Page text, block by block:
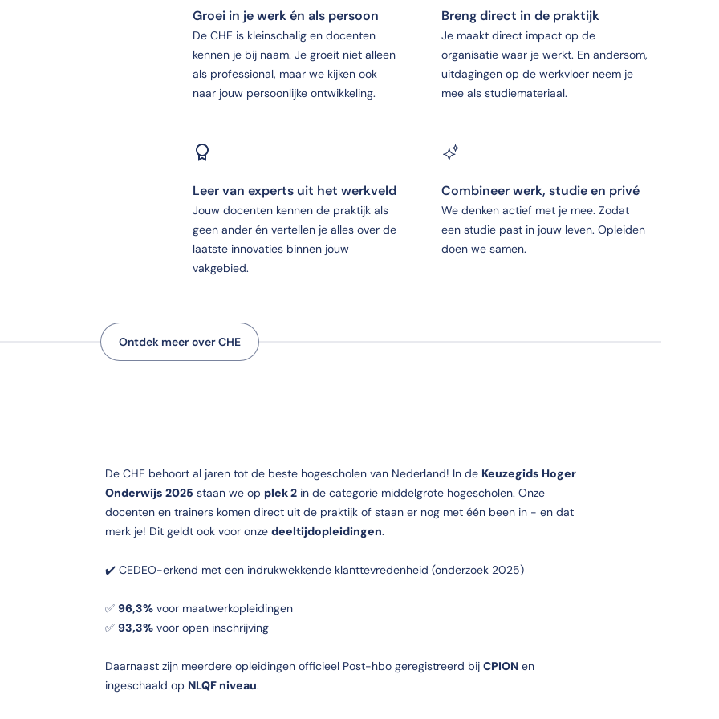
Groei in je werk én als persoon
De CHE is kleinschalig en docenten
kennen je bij naam. Je groeit niet alleen
als professional, maar we kijken ook
naar jouw persoonlijke ontwikkeling.
Breng direct in de praktijk
Je maakt direct impact op de
organisatie waar je werkt. En andersom,
uitdagingen op de werkvloer neem je
mee als studiemateriaal.
Leer van experts uit het werkveld
Jouw docenten kennen de praktijk als
geen ander én vertellen je alles over de
laatste innovaties binnen jouw
vakgebied.
Combineer werk, studie en privé
We denken actief met je mee. Zodat
een studie past in jouw leven. Opleiden
doen we samen.
Ontdek meer over CHE
De CHE behoort al jaren tot de beste hogescholen van Nederland! In de Keuzegids Hoger
Onderwijs 2025 staan we op plek 2 in de categorie middelgrote hogescholen. Onze
docenten en trainers komen direct uit de praktijk of staan er nog met één been in - en dat
merk je! Dit geldt ook voor onzedeeltijdopleidingen.
✔️ CEDEO-erkend met een indrukwekkende klanttevredenheid (onderzoek 2025)
✅96,3% voor maatwerkopleidingen
✅93,3% voor open inschrijving
Daarnaast zijn meerdere opleidingen officieel Post-hbo geregistreerd bijCPION en
ingeschaald op NLQF niveau.